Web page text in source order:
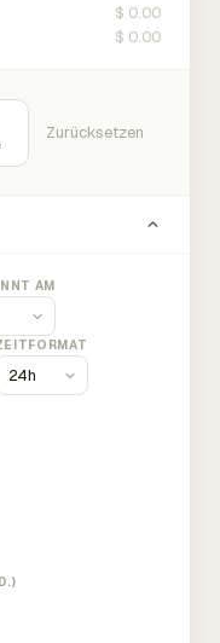
$ 0.00
$ 0.00
Zurücksetzen
AM